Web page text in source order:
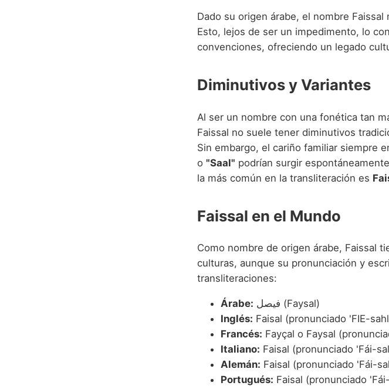
Dado su origen árabe, el nombre
Esto, lejos de ser un impedimento, lo
convenciones, ofreciendo un legado
Diminutivos y Variantes
Al ser un nombre con una fonética tan
Faissal no suele tener diminutivos
Sin embargo, el cariño familiar siempre
o "Saal" podrían surgir
la más común en la transliteración es
Faissal en el Mundo
Como nombre de origen árabe, Faissal
culturas, aunque su pronunciación y
transliteraciones:
Árabe:
فيصل (Faysal)
Inglés: Faisal (pronunciado 'FIE-
Francés: Fayçal o Faysal
Italiano: Faisal (pronunciado 'Fái-
Alemán: Faisal (pronunciado 'Fái-
Portugués: Faisal (pronunciado